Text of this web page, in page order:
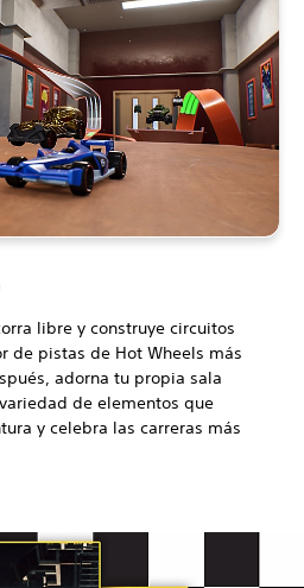
libre y construye circuitos
de pistas de Hot Wheels más
adorna tu propia sala
de elementos que
y celebra las carreras más